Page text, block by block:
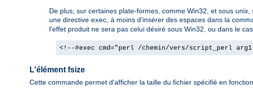
De plus, sur certaines plate-formes, comme Win32, et sous unix,
une directive exec, à moins d'insérer des espaces dans la
l'effet produit ne sera pas celui désiré sous Win32, ou dans le
<!--#exec cmd="perl /chemin/vers/script_perl
L'élément fsize
Cette commande permet d'afficher la taille du fichier spécifié en